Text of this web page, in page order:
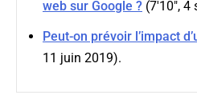
web sur Google ?(7'10", 4
Peut-on prévoir l’impact
11 juin 2019).